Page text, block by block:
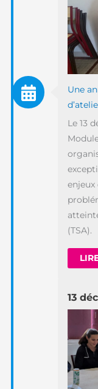
Une
Le 13
(TSA).
13